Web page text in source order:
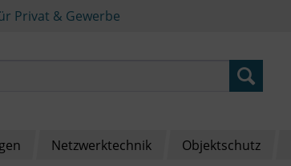
Privat & Gewerbe
Netzwerktechnik Objektschutz